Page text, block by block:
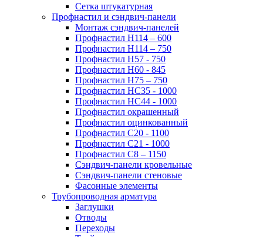
Сетка штукатурная
Профнастил и сэндвич-панели
Монтаж сэндвич-панелей
Профнастил Н114 – 600
Профнастил Н114 – 750
Профнастил Н57 - 750
Профнастил Н60 - 845
Профнастил Н75 – 750
Профнастил НС35 - 1000
Профнастил НС44 - 1000
Профнастил окрашенный
Профнастил оцинкованный
Профнастил С20 - 1100
Профнастил С21 - 1000
Профнастил С8 – 1150
Сэндвич-панели кровельные
Сэндвич-панели стеновые
Фасонные элементы
Трубопроводная арматура
Заглушки
Отводы
Переходы